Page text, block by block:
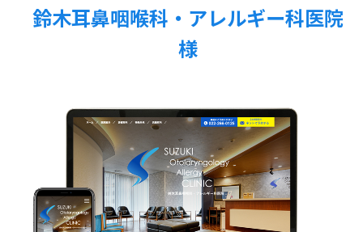
鈴木耳鼻咽喉科・アレルギー科医院
様